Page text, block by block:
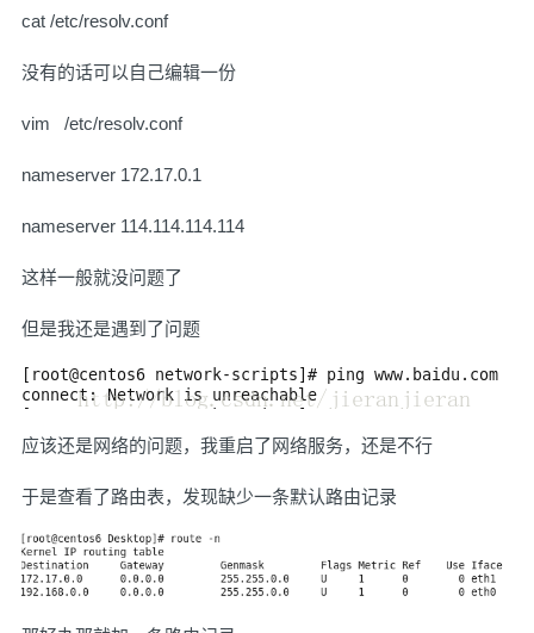
cat /etc/resolv.conf
没有的话可以自己编辑一份
vim /etc/resolv.conf
nameserver 172.17.0.1
nameserver 114.114.114.114
这样一般就没问题了
但是我还是遇到了问题
应该还是网络的问题，我重启了网络服务，还是不行
于是查看了路由表，发现缺少一条默认路由记录